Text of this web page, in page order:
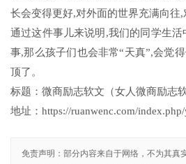
长会变得更好,对外面的世界充满向往,
通过这件事儿来说明,我们的同学生
事,那么孩子们也会非常“天真”,会觉
顶了。
标题：微商励志软文（女人微商励志软
地址：https://ruanwenc.com/
免责声明：部分内容来自于网络，不为其真